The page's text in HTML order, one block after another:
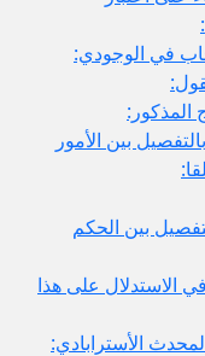
في الوجودي:
المذكور:
بين الأمور
بين الحكم
الاستدلال على هذا
الأسترابادي: